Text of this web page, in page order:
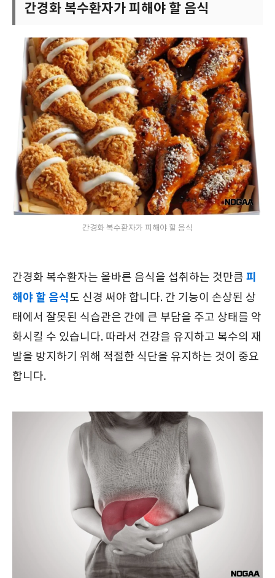
간경화 복수환자가 피해야 할 음식
간경화 복수환자가 피해야 할 음식
간경화 복수환자는 올바른 음식을 섭취하는 것만큼 피
해야 할 음식도 신경 써야 합니다. 간 기능이 손상된 상
태에서 잘못된 식습관은 간에 큰 부담을 주고 상태를 악
화시킬 수 있습니다. 따라서 건강을 유지하고 복수의 재
발을 방지하기 위해 적절한 식단을 유지하는 것이 중요
합니다.